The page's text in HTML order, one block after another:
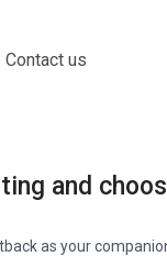
Contact us
and
as your